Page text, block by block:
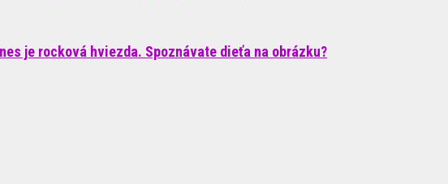
je rocková hviezda. Spoznávate dieťa na obrázku?